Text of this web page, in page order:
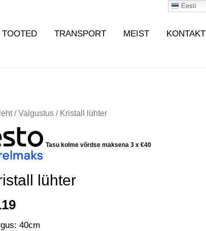
TOOTED TRANSPORT MEIST KONTAKT
/Valgustus / Kristall lühter
Tasu kolme võrdse maksena 3 x€40
lühter
40cm
Eesti